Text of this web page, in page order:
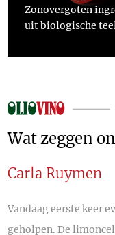
Zonovergoten
uit biologische
Wat zeggen
Carla Ruymen
Vandaag eerste keer
geholpen. De